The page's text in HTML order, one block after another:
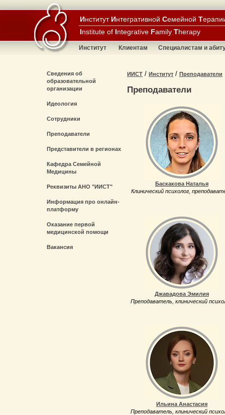
Институт Интегративной Семейной Т
Institute of Integrative Family Therapy
Институт Клиентам Специалистам и
Сведения об
образовательной
организации
Идеология
Сотрудники
Преподаватели
Представители в регионах
Кафедра Семейной
Медицины
Реквизиты АНО "ИИСТ"
Информация про онлайн-
платформу
Оказание первой
медицинской помощи
Вакансия
ИИСТ / Институт / Преподаватели
Преподаватели
Баскакова Наталья
Клинический психолог,
Джавадова Эмилия
Преподаватель, клинический
Ильина Анастасия
Преподаватель, клинический